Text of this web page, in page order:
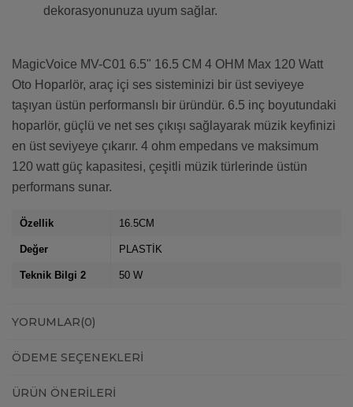
dekorasyonunuza uyum sağlar.
MagicVoice MV-C01 6.5" 16.5 CM 4 OHM Max 120 Watt
Oto Hoparlör, araç içi ses sisteminizi bir üst seviyeye
taşıyan üstün performanslı bir üründür. 6.5 inç boyutundaki
hoparlör, güçlü ve net ses çıkışı sağlayarak müzik keyfinizi
en üst seviyeye çıkarır. 4 ohm empedans ve maksimum
120 watt güç kapasitesi, çeşitli müzik türlerinde üstün
performans sunar.
Özellik 16.5CM
Değer PLASTİK
Teknik Bilgi 2 50 W
YORUMLAR(0)
ÖDEME SEÇENEKLERI
ÜRÜN ÖNERILERI